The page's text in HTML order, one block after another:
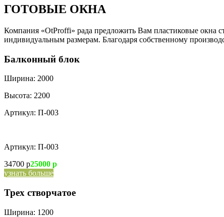
ГОТОВЫЕ ОКНА
Компания «OtProffi» рада предложить Вам пластиковые окна
индивидуальным размерам. Благодаря собственному
Балконный блок
Ширина: 2000
Высота: 2200
Артикул: П-003
Артикул: П-003
34700 р25000 р
узнать больше
Трех створчатое
Ширина: 1200